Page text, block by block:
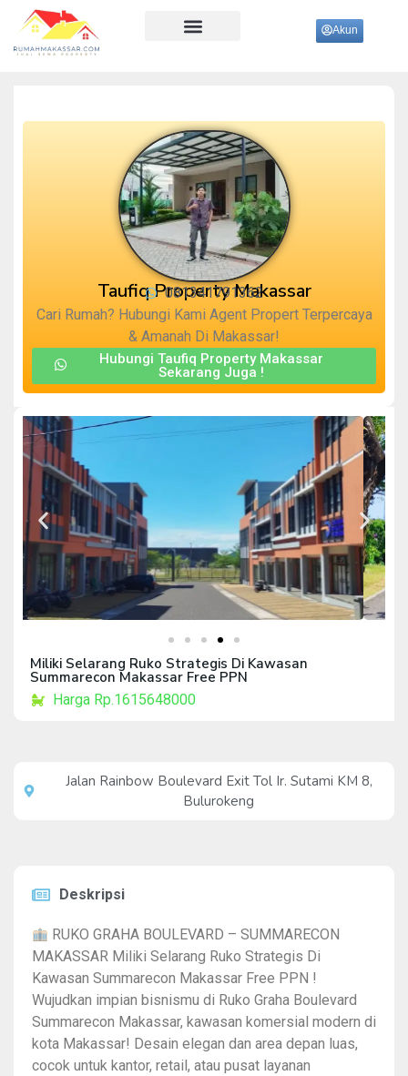
Akun
Taufiq Property Makassar
081341791362
Cari Rumah? Hubungi Kami Agent Propert Terpercaya
& Amanah Di Makassar!
Hubungi Taufiq Property Makassar
Sekarang Juga !
Miliki Selarang Ruko Strategis Di Kawasan
Summarecon Makassar Free PPN
Harga Rp.1615648000
Jalan Rainbow Boulevard Exit Tol Ir. Sutami KM 8,
Bulurokeng
Deskripsi
RUKO GRAHA BOULEVARD – SUMMARECON
MAKASSAR Miliki Selarang Ruko Strategis Di
Kawasan Summarecon Makassar Free PPN !
Wujudkan impian bisnismu di Ruko Graha Boulevard
Summarecon Makassar, kawasan komersial modern di
kota Makassar! Desain elegan dan area depan luas,
cocok untuk kantor, retail, atau pusat layanan